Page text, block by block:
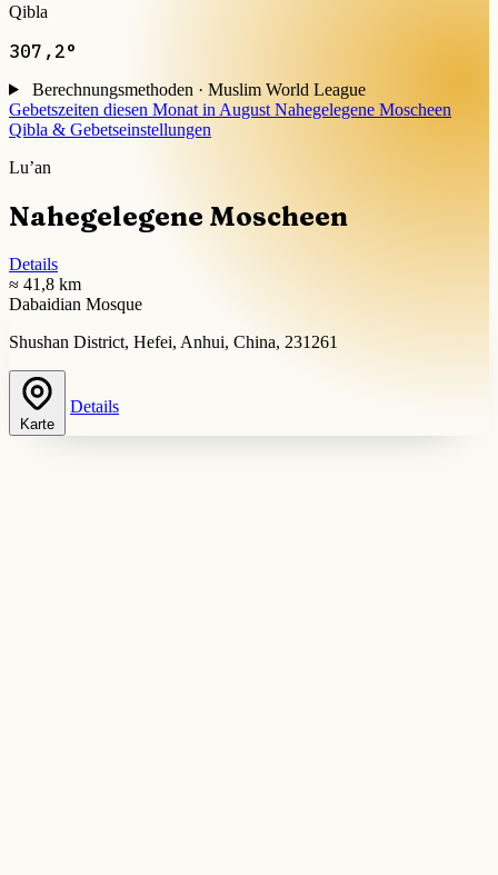
Qibla
307,2°
Berechnungsmethoden · Muslim World League
Gebetszeiten diesen Monat in August Nahegelegene Moscheen
Qibla & Gebetseinstellungen
Lu’an
Nahegelegene Moscheen
Details
≈ 41,8 km
Dabaidian Mosque
Shushan District, Hefei, Anhui, China, 231261
Karte
Details